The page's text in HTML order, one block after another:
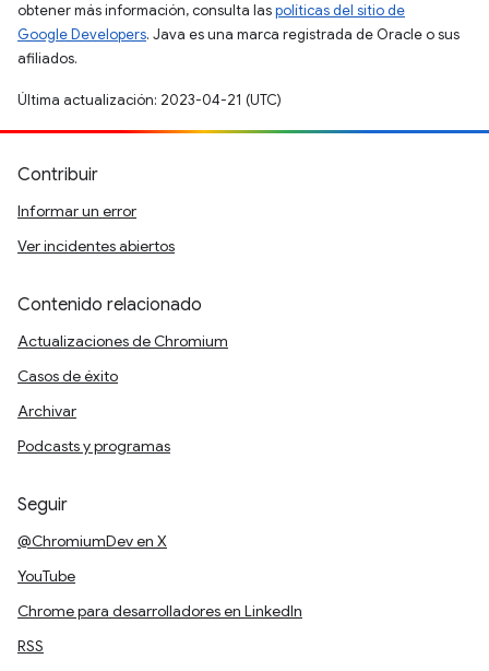
obtener más información, consulta laspolíticas del sitio de
Google Developers. Java es una marca registrada de Oracle o sus
afiliados.
Última actualización: 2023-04-21 (UTC)
Contribuir
Informar un error
Ver incidentes abiertos
Contenido relacionado
Actualizaciones de Chromium
Casos de éxito
Archivar
Podcasts y programas
Seguir
@ChromiumDev en X
YouTube
Chrome para desarrolladores en LinkedIn
RSS